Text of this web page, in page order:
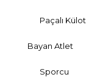
Paçalı Külot
Bayan Atlet
Sporcu